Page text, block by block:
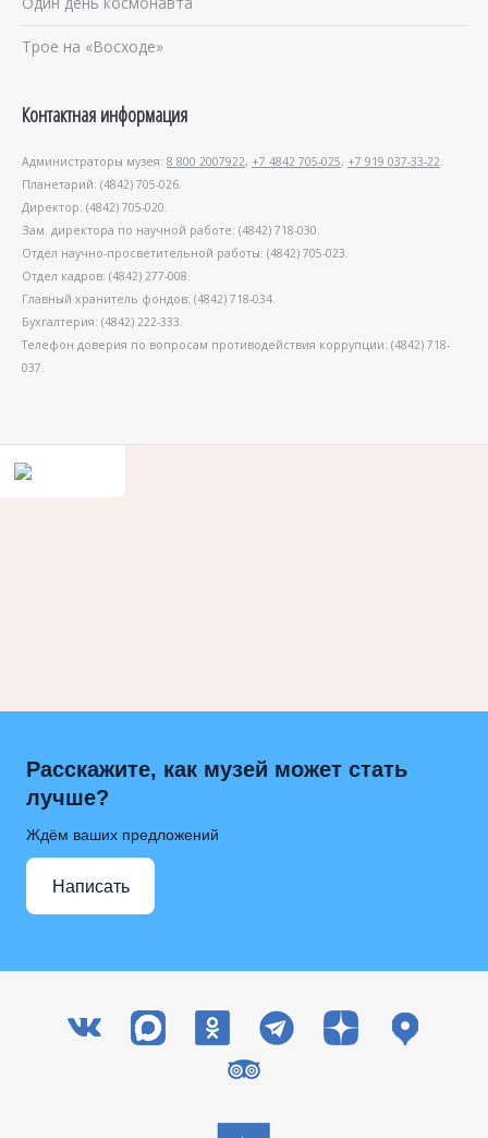
Трое на «Восходе»
Контактная информация
Администраторы музея: 8 800 2007922, +7 4842 705-025, +7 919 037-33-22.
Планетарий: (4842) 705-026.
Директор: (4842) 705-020.
Зам. директора по научной работе: (4842) 718-030.
Отдел научно-просветительной работы: (4842) 705-023.
Отдел кадров: (4842) 277-008.
Главный хранитель фондов: (4842) 718-034.
Бухгалтерия: (4842) 222-333.
Телефон доверия по вопросам противодействия коррупции: (4842) 718-
037.
Расскажите, как музей может стать
лучше?
Ждём ваших предложений
Написать